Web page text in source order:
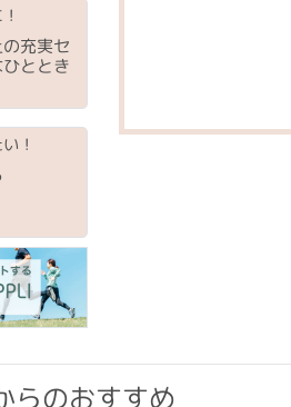
充実セ
ととき
！
らのおすすめ